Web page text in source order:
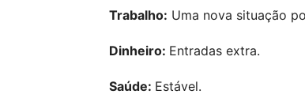
Trabalho: Uma nova situação
Dinheiro: Entradas extra.
Saúde: Estável.